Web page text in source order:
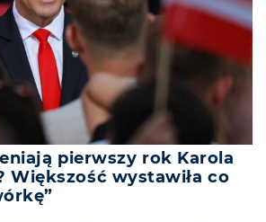
pierwszy rok Karola
Większość wystawiła co